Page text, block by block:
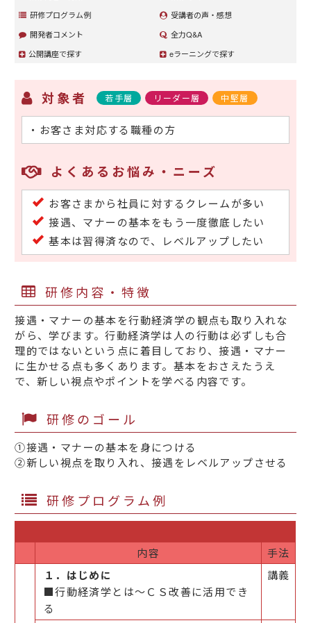
研修プログラム例
受講者の声・感想
開発者コメント
全力Q&A
公開講座で探す
eラーニングで探す
対象者 若手層 リーダー層 中堅層
・お客さま対応する職種の方
よくあるお悩み・ニーズ
お客さまから社員に対するクレームが多い
接遇、マナーの基本をもう一度徹底したい
基本は習得済なので、レベルアップしたい
研修内容・特徴
接遇・マナーの基本を行動経済学の観点も取り入れな
がら、学びます。行動経済学は人の行動は必ずしも合
理的ではないという点に着目しており、接遇・マナー
に生かせる点も多くあります。基本をおさえたうえ
で、新しい視点やポイントを学べる内容です。
研修のゴール
①接遇・マナーの基本を身につける
②新しい視点を取り入れ、接遇をレベルアップさせる
研修プログラム例
内容 手法
１．はじめに
■行動経済学とは～ＣＳ改善に活用でき
る
講義